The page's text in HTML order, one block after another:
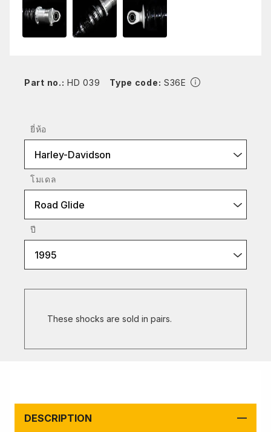
Part no.: HD 039 Type code: S36E
ยี่ห้อ
Harley-Davidson
โมเดล
Road Glide
ปี
1995
These shocks are sold in pairs.
DESCRIPTION